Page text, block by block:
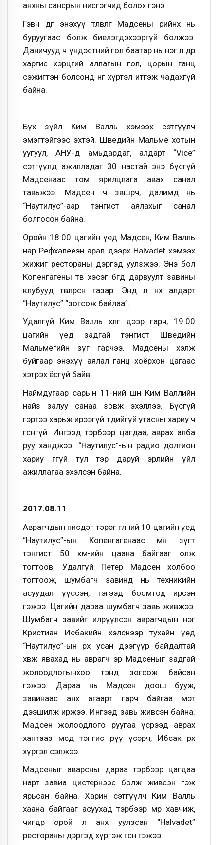
анхны сансрын нисгэгчид болох гэнэ.
Гэвч өдгөө энэхүү төлөвлөгөө Мадсены өөрийнх нь
буруугаас болж биелэгдэхээргүй болжээ.
Даничууд ч үндэстний гол баатар нь нэг л өдөр
харгис хэрцгий аллагын гол, цорын ганц
сэжигтэн болсонд өнөөг хүртэл итгэж чадахгүй
байна.
Бүх зүйл Ким Валль хэмээх сэтгүүлч
эмэгтэйгээс эхтэй. Шведийн Мальмё хотын
уугуул, АНУ-д амьдардаг, алдарт “Vice”
сэтгүүлд ажилладаг 30 настай энэ бүсгүй
Мадсенаас том ярилцлага авах санал
тавьжээ. Мадсен ч зөвшөөрч, далимд нь
“Наутилус”-аар тэнгист аялахыг санал
болгосон байна.
Оройн 18:00 цагийн үед Мадсен, Ким Валль
нар Рефхалеёэн арал дээрх Halvadet хэмээх
жижиг рестораны дэргэд уулзжээ. Энэ бол
Копенгагены төв хэсэг бөгөөд дарвуулт завины
клубууд төвлөрсөн газар. Энд л өнөөх алдарт
“Наутилус” “зогсож байлаа”.
Удалгүй Ким Валль хөлөг дээр гарч, 19:00
цагийн үед задгай тэнгист Шведийн
Мальмёгийн зүг гарчээ. Мадсены хэлж
буйгаар энэхүү аялал ганц хоёрхон цагаас
хэтрэх ёсгүй байв.
Наймдугаар сарын 11-ний шөнө Ким Валлийн
найз залуу санаа зовж эхэллээ. Бүсгүй
гэртээ харьж ирээгүй төдийгүй утасны хариу ч
өгсөнгүй. Ингээд тэрбээр цагдаа, аврах алба
руу ханджээ. “Наутилус”-ын радио долгион
хариу өгөөгүй тул тэр даруй эрлийн үйл
ажиллагаа эхэлсэн байна.
2017.08.11
Аврагчдын нисдэг тэрэг өглөөний 10 цагийн үед
“Наутилус”-ын Копенгагенаас өмнө зүгт
тэнгист 50 км-ийн цаана байгааг олж
тогтоов. Удалгүй Петер Мадсен холбоо
тогтоож, шумбагч завинд нь техникийн
асуудал үүссэн, тэгээд боомтод ирсэн
гэжээ. Цагийн дараа шумбагч завь живжээ.
Шумбагч завийг илрүүлсэн аврагчдын нэг
Кристиан Исбакийн хэлснээр тухайн үед
“Наутилус”-ын өрх усан дээгүүр байдалтай
хөвж явахад нь аврагч эр Мадсеныг задгай
жолоодлогынхоо тэнд зогсож байсан
гэжээ. Дараа нь Мадсен доош бууж,
завинаас анх агаарт гарч байгаа мэт
дээшилж иржээ. Ингээд завь живсэн байна.
Мадсен жолоодлого руугаа үсрээд аврах
хантааз өмсөөд тэнгис рүү үсэрч, Ибсак өрх
хүртэл сэлжээ.
Мадсеныг аварсны дараа тэрбээр цагдаа
нарт завиа цистернээс болж живсэн гэж
ярьсан байна. Харин сэтгүүлч Ким Валль
хаана байгааг асуухад тэрбээр мөрөө хавчиж,
өчигдөр орой л анх уулзсан “Halvadet”
рестораны дэргэд хүргэж өгсөн гэжээ.